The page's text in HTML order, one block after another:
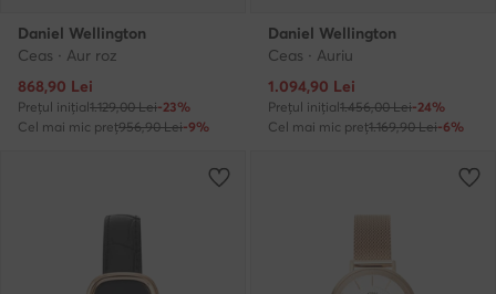
Daniel Wellington
Ceas · Aur roz
Prețul actual
868,90 Lei
Prețul inițial1.129,00 Lei-23%
Cel mai mic preț956,90 Lei-9%
Daniel Wellington
Ceas · Auriu
Prețul actual
1.094,90 Lei
Prețul inițial1.456,00 Lei-24%
Cel mai mic preț1.169,90 Lei-6%